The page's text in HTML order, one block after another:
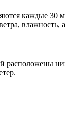
каждые 30